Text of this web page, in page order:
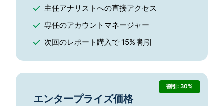
主任アナリストへの直接アクセス
専任のアカウントマネージャー
次回のレポート購入で 15% 割引
割引: 30%
エンタープライズ価格